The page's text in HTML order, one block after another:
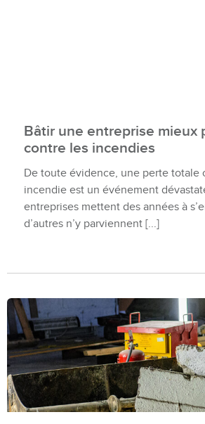
Bâtir une entreprise mieux
contre les incendies
De toute évidence, une perte totale
incendie est un événement
entreprises mettent des années à
d’autres n’y parviennent